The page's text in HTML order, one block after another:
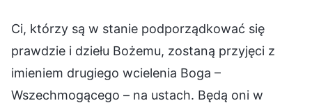
Ci, którzy są w stanie podporządkować się
prawdzie i dziełu Bożemu, zostaną przyjęci z
imieniem drugiego wcielenia Boga –
Wszechmogącego – na ustach. Będą oni w